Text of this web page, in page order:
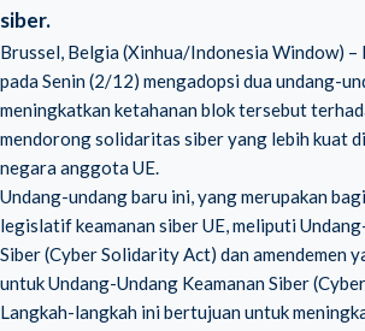
siber.
Brussel, Belgia (Xinhua/Indonesia Window) –
pada Senin (2/12) mengadopsi dua undang-
meningkatkan ketahanan blok tersebut
mendorong solidaritas siber yang lebih kuat
negara anggota UE.
Undang-undang baru ini, yang merupakan
legislatif keamanan siber UE, meliputi
Siber (Cyber Solidarity Act) dan amendemen
untuk Undang-Undang Keamanan Siber
Langkah-langkah ini bertujuan untuk